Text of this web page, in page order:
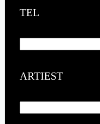
TEL
ARTIEST